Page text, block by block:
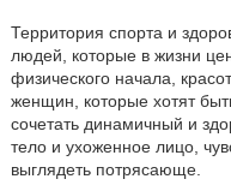
Территория спорта и
людей, которые в жизни
физического начала,
женщин, которые хотят
сочетать динамичный и
тело и ухоженное лицо,
выглядеть потрясающе.